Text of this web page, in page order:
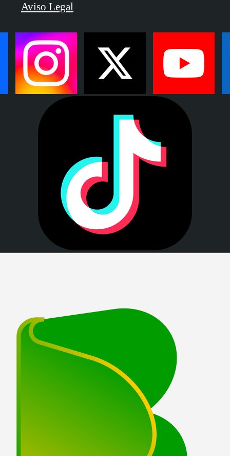
Aviso Legal